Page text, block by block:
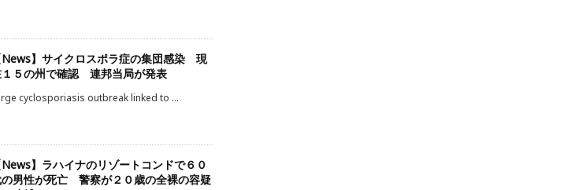
News】サイクロスポラ症の集団感染 現
５の州で確認 連邦当局が発表
cyclosporiasis outbreak linked to ...
News】ラハイナのリゾートコンドで６０
男性が死亡 警察が２０歳の全裸の容疑